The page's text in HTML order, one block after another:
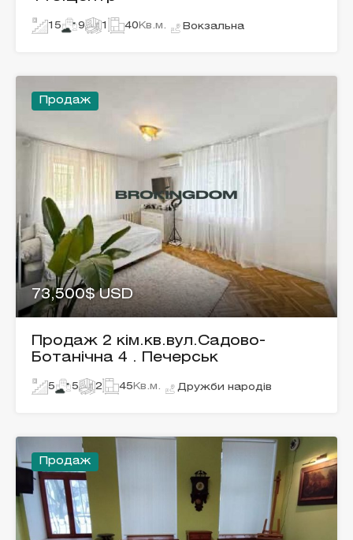
15 9 1 40 Кв.м. Вокзальна
Продаж
73,500$ USD
Продаж 2 кім.кв.вул.Садово-
Ботанічна 4 . Печерськ
5 5 2 45 Кв.м. Дружби народів
Продаж